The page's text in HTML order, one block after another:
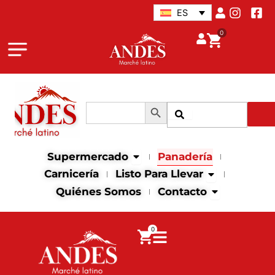
ES
0
Buscar: Botón de búsqueda
Supermercado Abrir supermercado
Panadería
Carnicería
Listo Para Llevar Abrir Listo
Quiénes Somos Contacto Abrir
0